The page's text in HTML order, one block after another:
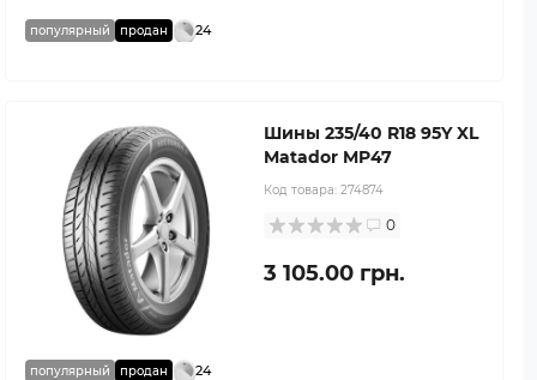
популярный продан 24
популярный продан 24
Шины 235/40 R18 95Y XL
Matador MP47
Код товара: 274874
0
3 105.00 грн.